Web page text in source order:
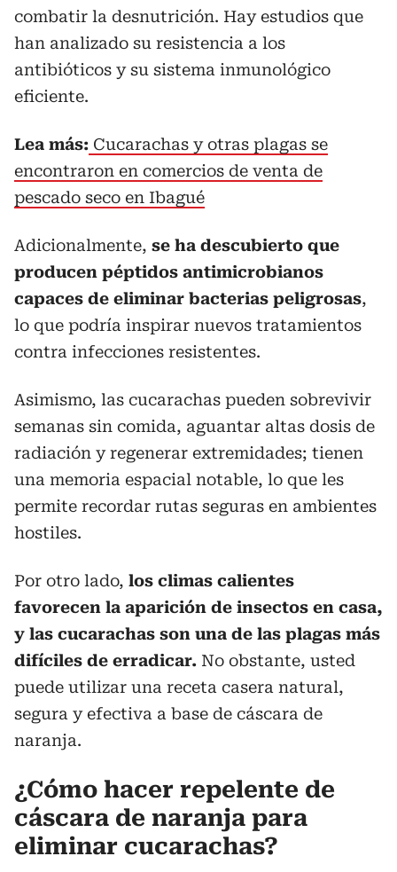
combatir la desnutrición. Hay estudios que
han analizado su resistencia a los
antibióticos y su sistema inmunológico
eficiente.
Lea más: Cucarachas y otras plagas se
encontraron en comercios de venta de
pescado seco en Ibagué
Adicionalmente, se ha descubierto que
producen péptidos antimicrobianos
capaces de eliminar bacterias peligrosas,
lo que podría inspirar nuevos tratamientos
contra infecciones resistentes.
Asimismo, las cucarachas pueden sobrevivir
semanas sin comida, aguantar altas dosis de
radiación y regenerar extremidades; tienen
una memoria espacial notable, lo que les
permite recordar rutas seguras en ambientes
hostiles.
Por otro lado, los climas calientes
favorecen la aparición de insectos en casa,
y las cucarachas son una de las plagas más
difíciles de erradicar. No obstante, usted
puede utilizar una receta casera natural,
segura y efectiva a base de cáscara de
naranja.
¿Cómo hacer repelente de
cáscara de naranja para
eliminar cucarachas?